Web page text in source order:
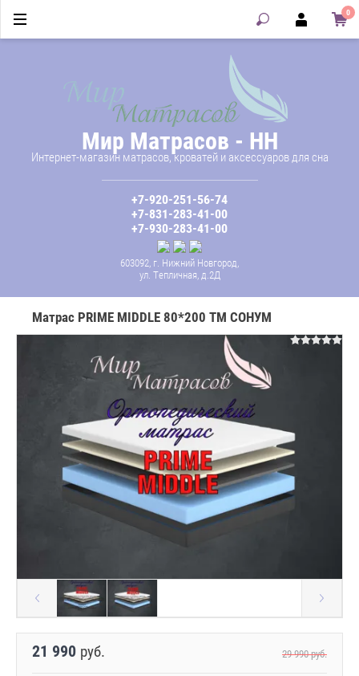
0
Мир Матрасов - НН
Интернет-магазин матрасов, кроватей и аксессуаров для сна
+7-920-251-56-74
+7-831-283-41-00
+7-930-283-41-00
603092, г. Нижний Новгород,
ул. Тепличная, д.2Д
Матрас PRIME MIDDLE 80*200 ТМ СОНУМ
21 990 руб. 29 990руб.